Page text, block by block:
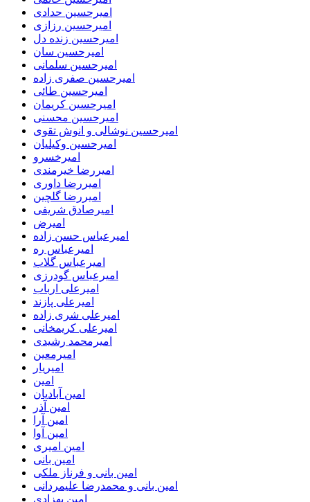
امیرحسین حدادی
امیرحسین رزازی
امیرحسین زنده دل
امیرحسین سان
امیرحسین سلمانی
امیرحسین صفری زاده
امیرحسین طائی
امیرحسین کریمان
امیرحسین محسنی
امیرحسین نوشالی و انوش تقوی
امیرحسین وکیلیان
امیرخسرو
امیررضا خیرمندی
امیررضا داوری
امیررضا گلچین
امیرصادق شریفی
امیرض
امیرعباس حسن زاده
امیرعباس ره
امیرعباس گلاب
امیرعباس گودرزی
امیرعلی ارباب
امیرعلی پازند
امیرعلی شری زاده
امیرعلی کریمخانی
امیرمحمد رشیدی
امیرمعین
امیریار
امین
امین آبادیان
امین آذر
امین آرا
امین آوا
امین امیری
امین بانی
امین بانی و فرناز ملکی
امین بانی و محمدرضا علیمردانی
امین بهزادی